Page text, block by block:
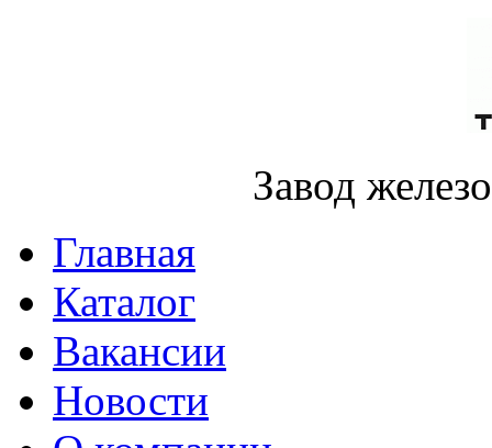
Завод
Главная
Каталог
Вакансии
Новости